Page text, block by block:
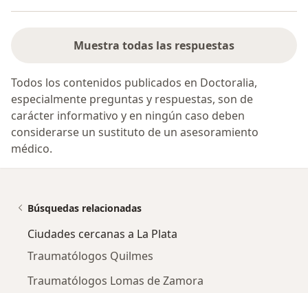
Muestra todas las respuestas
Todos los contenidos publicados en Doctoralia,
especialmente preguntas y respuestas, son de
carácter informativo y en ningún caso deben
considerarse un sustituto de un asesoramiento
médico.
Búsquedas relacionadas
Ciudades cercanas a La Plata
Traumatólogos Quilmes
Traumatólogos Lomas de Zamora